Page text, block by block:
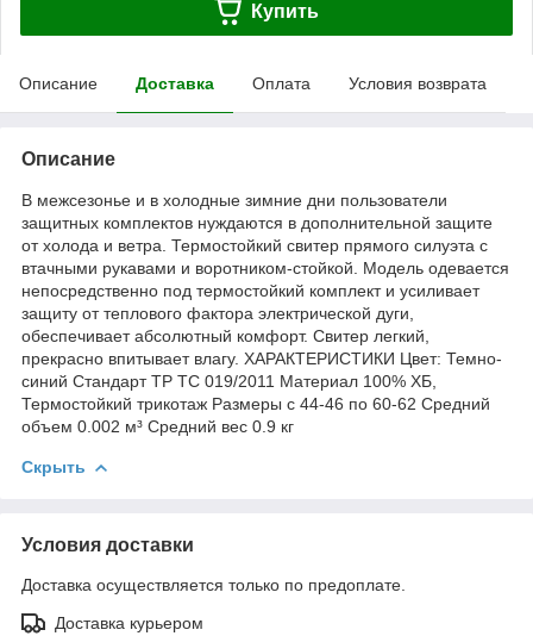
Купить
Описание Доставка Оплата Условия возврата
Описание
В межсезонье и в холодные зимние дни пользователи
защитных комплектов нуждаются в дополнительной защите
от холода и ветра. Термостойкий свитер прямого силуэта с
втачными рукавами и воротником-стойкой. Модель одевается
непосредственно под термостойкий комплект и усиливает
защиту от теплового фактора электрической дуги,
обеспечивает абсолютный комфорт. Свитер легкий,
прекрасно впитывает влагу. ХАРАКТЕРИСТИКИ Цвет: Темно-
синий Стандарт ТР ТС 019/2011 Материал 100% ХБ,
Термостойкий трикотаж Размеры с 44-46 по 60-62 Средний
объем 0.002 м³ Средний вес 0.9 кг
Скрыть
Условия доставки
Доставка осуществляется только по предоплате.
Доставка курьером